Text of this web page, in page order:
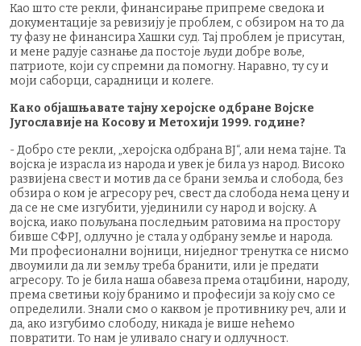
Као што сте рекли, финансирање припреме сведока и
документације за ревизију је проблем, с обзиром на то да
ту фазу не финансира Хашки суд. Тај проблем је присутан,
и мене радује сазнање да постоје људи добре воље,
патриоте, који су спремни да помогну. Наравно, ту су и
моји саборци, сарадници и колеге.
Како објашњавате тајну херојске одбране Војске
Југославије на Косову и Метохији 1999. године?
- Добро сте рекли, „херојска одбрана ВЈ“, али нема тајне. Та
војска је израсла из народа и увек је била уз народ. Високо
развијена свест и мотив да се брани земља и слобода, без
обзира о ком је агресору реч, свест да слобода нема цену и
да се не сме изгубити, ујединили су народ и војску. А
војска, иако пољуљана последњим ратовима на простору
бивше СФРЈ, одлучно је стала у одбрану земље и народа.
Ми професионални војници, ниједног тренутка се нисмо
двоумили да ли земљу треба бранити, или је предати
агресору. То је била наша обавеза према отаџбини, народу,
према светињи коју бранимо и професији за коју смо се
определили. Знали смо о каквом је противнику реч, али и
да, ако изгубимо слободу, никада је више нећемо
повратити. То нам је уливало снагу и одлучност.